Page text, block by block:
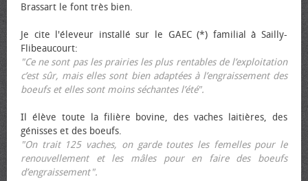
Brassart le font très bien.
Je cite l'éleveur installé sur le GAEC (*) familial à Sailly-
Flibeaucourt:
"Ce ne sont pas les prairies les plus rentables de l’exploitation
c’est sûr, mais elles sont bien adaptées à l’engraissement des
bœufs et elles sont moins séchantes l’été".
Il élève toute la filière bovine, des vaches laitières, des
génisses et des bœufs.
"On trait 125 vaches, on garde toutes les femelles pour le
renouvellement et les mâles pour en faire des bœufs
d’engraissement".